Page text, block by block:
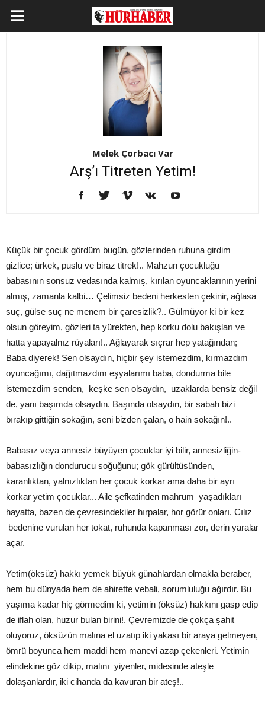
Melek Çorbacı Var
Arş’ı Titreten Yetim!
Küçük bir çocuk gördüm bugün, gözlerinden ruhuna girdim
gizlice; ürkek, puslu ve biraz titrek!.. Mahzun çocukluğu
babasının sonsuz vedasında kalmış, kırılan oyuncaklarının yerini
almış, zamanla kalbi… Çelimsiz bedeni herkesten çekinir, ağlasa
suç, gülse suç ne menem bir çaresizlik?.. Gülmüyor ki bir kez
olsun göreyim, gözleri ta yürekten, hep korku dolu bakışları ve
hatta yapayalnız rüyaları!.. Ağlayarak sıçrar hep yatağından;
Baba diyerek! Sen olsaydın, hiçbir şey istemezdim, kırmazdım
oyuncağımı, dağıtmazdım eşyalarımı baba, dondurma bile
istemezdim senden, keşke sen olsaydın, uzaklarda bensiz değil
de, yanı başımda olsaydın. Başında olsaydın, bir sabah bizi
bırakıp gittiğin sokağın, seni bizden çalan, o hain sokağın!..
Babasız veya annesiz büyüyen çocuklar iyi bilir, annesizliğin-
babasızlığın dondurucu soğuğunu; gök gürültüsünden,
karanlıktan, yalnızlıktan her çocuk korkar ama daha bir ayrı
korkar yetim çocuklar... Aile şefkatinden mahrum yaşadıkları
hayatta, bazen de çevresindekiler hırpalar, hor görür onları. Cılız
bedenine vurulan her tokat, ruhunda kapanması zor, derin yaralar
açar.
Yetim(öksüz) hakkı yemek büyük günahlardan olmakla beraber,
hem bu dünyada hem de ahirette vebali, sorumluluğu ağırdır. Bu
yaşıma kadar hiç görmedim ki, yetimin (öksüz) hakkını gasp edip
de iflah olan, huzur bulan birini!. Çevremizde de çokça şahit
oluyoruz, öksüzün malına el uzatıp iki yakası bir araya gelmeyen,
ömrü boyunca hem maddi hem manevi azap çekenleri. Yetimin
elindekine göz dikip, malını yiyenler, midesinde ateşle
dolaşanlardır, iki cihanda da kavuran bir ateş!..